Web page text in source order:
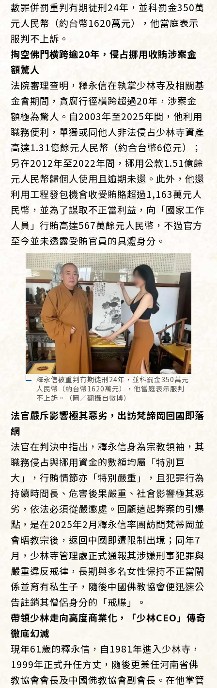
數罪併罰重判有期徒刑24年，並科罰金350萬
元人民幣（約台幣1620萬元），他當庭表示
服判不上訴。
掏空佛門横跨逾20年，侵占挪用收賄涉案金
額驚人
法院審理查明，釋永信在執掌少林寺及相關基
金會期間，貪腐行徑橫跨超過20年，涉案金
額極為驚人。自2003年至2025年間，他利用
職務便利，單獨或同他人非法侵占少林寺資產
高達1.31億餘元人民幣（約合台幣6億元）；
另在2012年至2022年間，挪用公款1.51億餘
元人民幣歸個人使用且逾期未還。此外，他還
利用工程發包機會收受賄賂超過1,163萬元人
民幣，並為了謀取不正當利益，向「國家工作
人員」行賄高達567萬餘元人民幣，不過官方
至今並未透露受賄官員的具體身分。
釋永信被重判有期徒刑24年，並科罰金350萬元
人民幣（約台幣1620萬元），他當庭表示服判
不上訴。（圖／翻攝自微博）
法官嚴斥影響極其惡劣，出訪梵諦岡回國即落
網
法官在判決中指出，釋永信身為宗教領袖，其
職務侵占與挪用資金的數額均屬「特別巨
大」，行賄情節亦「特別嚴重」，且犯罪行為
持續時間長、危害後果嚴重、社會影響極其惡
劣，依法必須從嚴懲處。回顧這起弊案的引爆
點，是在2025年2月釋永信率團訪問梵蒂岡並
會晤教宗後，返回中國即遭限制出境；同年7
月，少林寺管理處正式通報其涉嫌刑事犯罪與
嚴重違反戒律，長期與多名女性保持不正當關
係並育有私生子，隨後中國佛教協會便迅速公
告註銷其僧侶身分的「戒牒」。
帶領少林走向高度商業化，「少林CEO」傳奇
徹底幻滅
現年61歲的釋永信，自1981年進入少林寺，
1999年正式升任方丈，隨後更兼任河南省佛
教協會會長及中國佛教協會副會長。在他掌管